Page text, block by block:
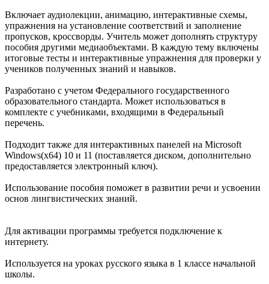
Включает аудиолекции, анимацию, интерактивные схемы,
упражнения на установление соответствий и заполнение
пропусков, кроссворды. Учитель может дополнять структуру
пособия другими медиаобъектами. В каждую тему включены
итоговые тесты и интерактивные упражнения для проверки у
учеников полученных знаний и навыков.
Разработано с учетом Федерального государственного
образовательного стандарта. Может использоваться в
комплекте с учебниками, входящими в Федеральный
перечень.
Подходит также для интерактивных панелей на Microsoft
Windows(x64) 10 и 11 (поставляется диском, дополнительно
предоставляется электронный ключ).
Использование пособия поможет в развитии речи и усвоении
основ лингвистических знаний.
Для активации программы требуется подключение к
интернету.
Используется на уроках русского языка в 1 классе начальной
школы.